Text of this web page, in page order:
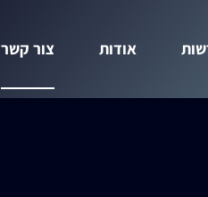
אודות צור קשר